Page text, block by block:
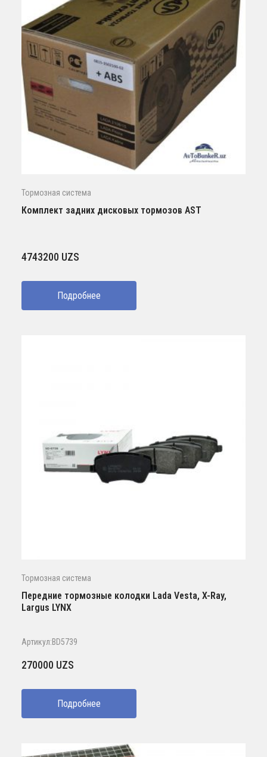
Тормозная система
Комплект задних дисковых тормозов AST
4743200 UZS
Подробнее
Тормозная система
Передние тормозные колодки Lada Vesta, X-Ray,
Largus LYNX
Артикул:BD5739
270000 UZS
Подробнее